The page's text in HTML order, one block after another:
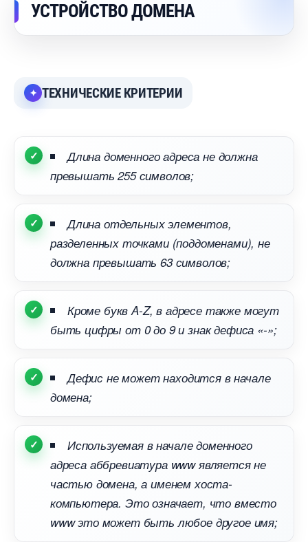
УСТРОЙСТВО ДОМЕНА
ТЕХНИЧЕСКИЕ КРИТЕРИИ
Длина доменного адреса не должна
превышать 255 символов;
Длина отдельных элементов,
разделенных точками (поддоменами), не
должна превышать 63 символов;
Кроме букв A-Z, в адресе также могут
ыть цифры от 0 до 9 и знак дефиса «-»;
Дефис не может находится в начале
домена;
Используемая в начале доменного
адреса аббревиатура www является не
частью домена, а именем хоста-
компьютера. Это означает, что вместо
www это может быть любое другое имя;